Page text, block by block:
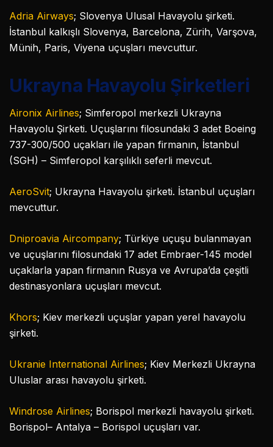
Adria Airways; Slovenya Ulusal Havayolu şirketi.
İstanbul kalkışlı Slovenya, Barcelona, Zürih, Varşova,
Münih, Paris, Viyena uçuşları mevcuttur.
Ukrayna Havayolu Şirketleri
Aironix Airlines; Simferopol merkezli Ukrayna
Havayolu Şirketi. Uçuşlarını filosundaki 3 adet Boeing
737-300/500 uçakları ile yapan firmanın, İstanbul
(SGH) – Simferopol karşılıklı seferli mevcut.
AeroSvit; Ukrayna Havayolu şirketi. İstanbul uçuşları
mevcuttur.
Dniproavia Aircompany; Türkiye uçuşu bulanmayan
ve uçuşlarını filosundaki 17 adet Embraer-145 model
uçaklarla yapan firmanın Rusya ve Avrupa’da çeşitli
destinasyonlara uçuşları mevcut.
Khors; Kiev merkezli uçuşlar yapan yerel havayolu
şirketi.
Ukranie International Airlines; Kiev Merkezli Ukrayna
Uluslar arası havayolu şirketi.
Windrose Airlines; Borispol merkezli havayolu şirketi.
Borispol– Antalya – Borispol uçuşları var.